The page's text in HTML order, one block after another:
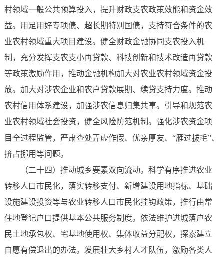
村领域一般公共预算投入，提升财政支农政策效能和资金效
益。用足用好专项债、超长期特别国债，支持符合条件的农
业农村领域重大项目建设。健全财政金融协同支农投入机
制，充分发挥支农支小再贷款、科技创新和技术改造再贷款
等政策激励作用，推动金融机构加大对农业农村领域资金投
放。加大对涉农企业和农户贷款展期、续贷支持力度。推动
农村信用体系建设，加强涉农信息归集共享。引导和规范农
业农村领域社会投资，健全风险防范机制。强化涉农资金项
目全过程监管，严肃查处弄虚作假、优亲厚友、“雁过拔毛”、
挤占挪用等问题。
（二十四）推动城乡要素双向流动。科学有序推进农业
转移人口市民化，落实转移支付、新增建设用地指标、基础
设施建设投资等与农业转移人口市民化挂钩政策，推行由常
住地登记户口提供基本公共服务制度。依法维护进城落户农
民土地承包权、宅基地使用权、集体收益分配权，探索建立
自愿有偿退出的办法。发展壮大乡村人才队伍，激励各类人